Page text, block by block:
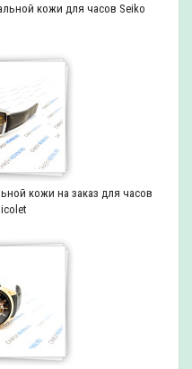
кожи для часов Seiko
кожи на заказ для часов